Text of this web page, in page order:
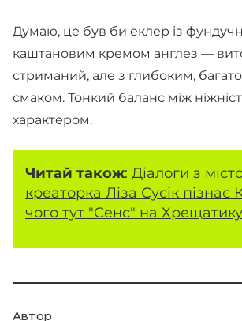
Думаю, це був би еклер із
каштановим кремом англез —
стриманий, але з глибоким,
смаком. Тонкий баланс між
характером.
Читай також: Діалоги з
креаторка Ліза Сусік пізнає
чого тут "Сенс" на Хрещатику
Автор